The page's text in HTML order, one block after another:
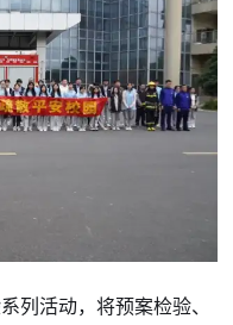
列活动，将预案检验、